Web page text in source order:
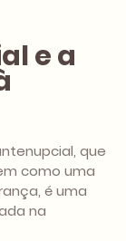
e a
que
como uma
é uma
na